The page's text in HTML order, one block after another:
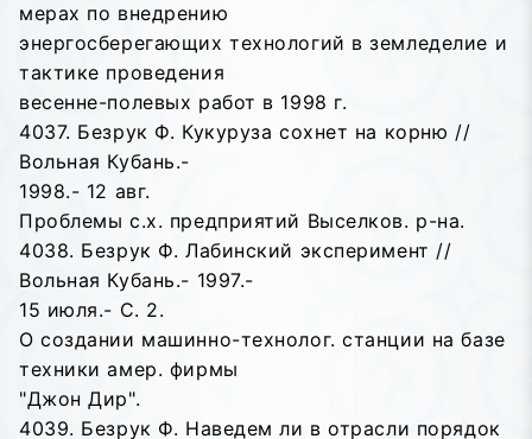
мерах по внедрению
энергосберегающих технологий в земледелие и
тактике проведения
весенне-полевых работ в 1998 г.
4037. Безрук Ф. Кукуруза сохнет на корню //
Вольная Кубань.-
1998.- 12 авг.
Проблемы с.х. предприятий Выселков. р-на.
4038. Безрук Ф. Лабинский эксперимент //
Вольная Кубань.- 1997.-
15 июля.- С. 2.
О создании машинно-технолог. станции на базе
техники амер. фирмы
"Джон Дир".
4039. Безрук Ф. Наведем ли в отрасли порядок